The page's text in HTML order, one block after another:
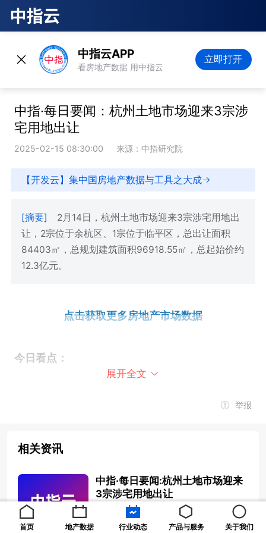
中指云APP
看房地产数据 用中指云
立即打开
中指·每日要闻：杭州土地市场迎来3宗涉
宅用地出让
2025-02-15 08:30:00 来源：中指研究院
【开发云】集中国房地产数据与工具之大成
[摘要]
2月14日，杭州土地市场迎来3宗涉宅用地出
让，2宗位于余杭区、1宗位于临平区，总出让面积
84403㎡，总规划建筑面积96918.55㎡，总起始价约
12.3亿元。
点击获取更多房地产市场数据
今日看点：
黄石新城产投：拟发行3年期人民币债券 最终指导
杭州：建发集团以总价9.50亿元竞得杭州一宗宅
展开全文
举报
相关资讯
中指·每日要闻:杭州土地市场迎来
3宗涉宅用地出让
2025-02-26 08:30:00
首页 地产数据 行业动态 产品与服务 关于我们